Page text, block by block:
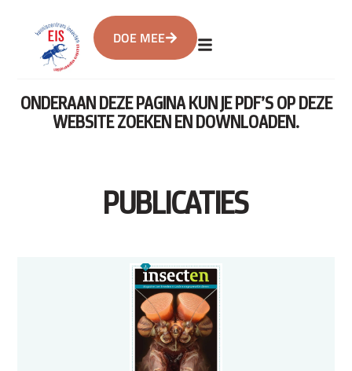
DOE MEE
ONDERAAN DEZE PAGINA KUN JE PDF’S OP DEZE
WEBSITE ZOEKEN EN DOWNLOADEN.
PUBLICATIES